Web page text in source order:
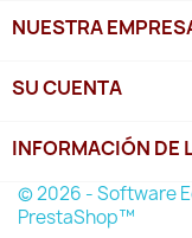
NUESTRA
SU CUENTA
INFORMACIÓN DE
© 2026 - Software
PrestaShop™